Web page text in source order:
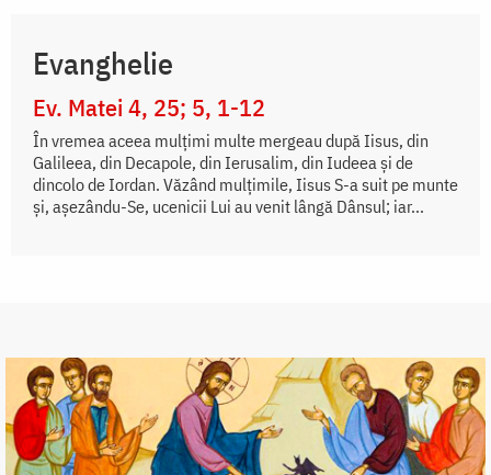
Evanghelie
Ev. Matei 4, 25; 5, 1-12
În vremea aceea mulţimi multe mergeau după Iisus, din
Galileea, din Decapole, din Ierusalim, din Iudeea şi de
dincolo de Iordan. Văzând mulţimile, Iisus S-a suit pe munte
şi, aşezându-Se, ucenicii Lui au venit lângă Dânsul; iar...